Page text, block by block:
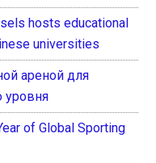
hosts educational
universities
ареной для
уровня
of Global Sporting